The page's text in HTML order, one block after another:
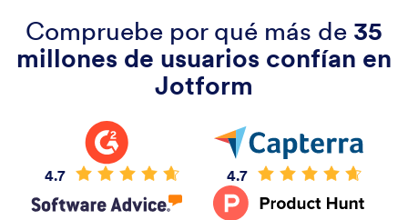
Compruebe por qué más de 35
millones de usuarios confían en
Jotform
4.7 4.7